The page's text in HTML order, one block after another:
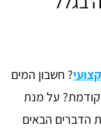
? חשבון המים
הקודמת? על מנת
הדברים הבאים